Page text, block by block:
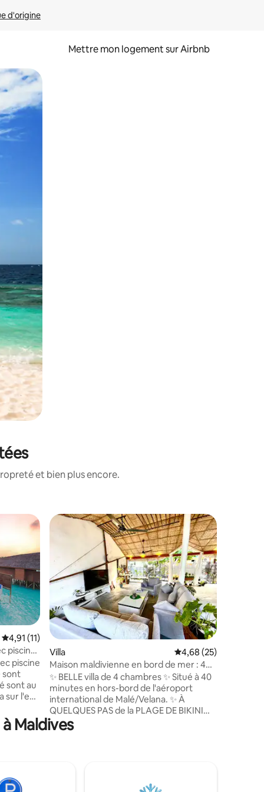
d'origine
Mettre mon logement sur Airbnb
glisser.
et bien plus encore.
Évaluation moyenne sur la base de 11 commentaires : 4,91 sur 5
4,91 (11)
piscine
piscine
sont
sont au
290
en
Villa Évaluation moyenne
4,68 (25)
Maison maldivienne en bord de mer : 40
minutes en bateau de Male
✨ BELLE villa de 4 chambres ✨ Situé à 40
minutes en hors-bord de l'aéroport
international de Malé/Velana. ✨ À
QUELQUES PAS de la PLAGE DE BIKINI
✨À distance de marche des magasins,
cafés et restaurants Bar ✨flottant à
raies, croisière avec les dauphins,
Maldives